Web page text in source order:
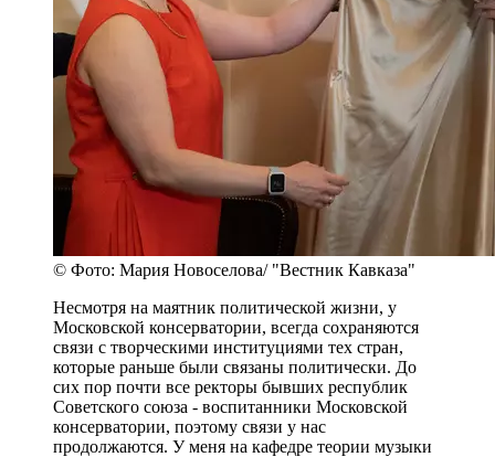
© Фото: Мария Новоселова/ "Вестник Кавказа"
Несмотря на маятник политической жизни, у
Московской консерватории, всегда сохраняются
связи с творческими институциями тех стран,
которые раньше были связаны политически. До
сих пор почти все ректоры бывших республик
Советского союза - воспитанники Московской
консерватории, поэтому связи у нас
продолжаются. У меня на кафедре теории музыки